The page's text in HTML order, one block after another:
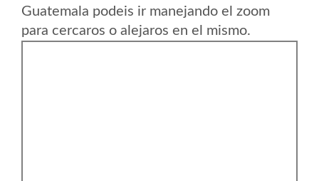
Guatemala podeis ir manejando el zoom
para cercaros o alejaros en el mismo.